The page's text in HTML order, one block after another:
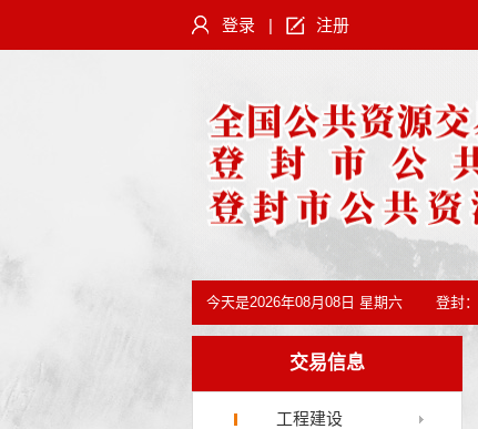
登录 | 注册
今天是2026年08月08日 星期六 登封：
交易信息
工程建设